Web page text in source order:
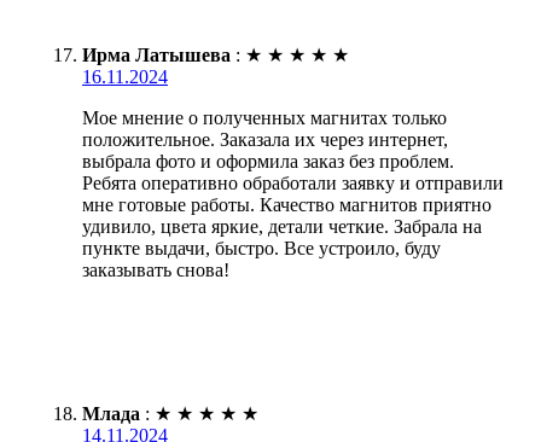
Ирма Латышева : ★ ★ ★ ★ ★
16.11.2024
Мое мнение о полученных магнитах только
положительное. Заказала их через интернет,
выбрала фото и оформила заказ без проблем.
Ребята оперативно обработали заявку и отправили
мне готовые работы. Качество магнитов приятно
удивило, цвета яркие, детали четкие. Забрала на
пункте выдачи, быстро. Все устроило, буду
заказывать снова!
Млада : ★ ★ ★ ★ ★
14.11.2024